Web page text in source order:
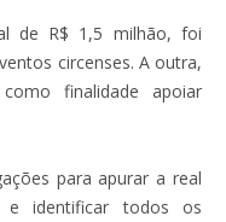
de R$ 1,5 milhão, foi
circenses. A outra,
finalidade apoiar
para apurar a real
e identificar todos os